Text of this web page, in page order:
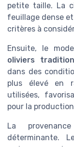
petite taille. La
feuillage dense
critères à
Ensuite, le
oliviers
dans des
plus élevé en
utilisées,
pour la production
La
déterminante.